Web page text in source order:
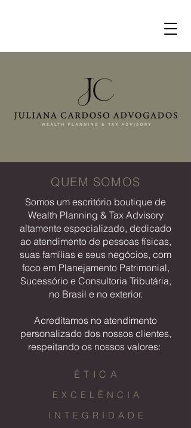
QUEM SOMOS
Somos um escritório boutique de
Wealth Planning & Tax Advisory
altamente especializado, dedicado
ao atendimento de pessoas físicas,
suas famílias e seus negócios, com
foco em Planejamento Patrimonial,
Sucessório e Consultoria Tributária,
no Brasil e no exterior.
Acreditamos no atendimento
personalizado dos nossos clientes,
respeitando os nossos valores:
ÉTICA
EXCELÊNCIA
INTEGRIDADE